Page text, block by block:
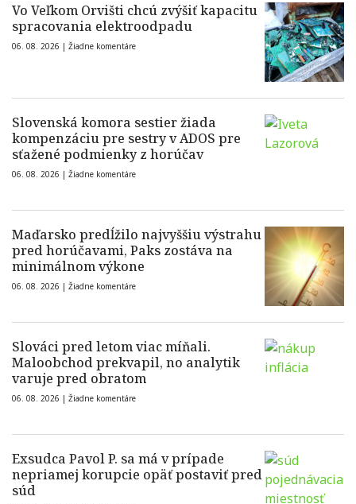
Vo Veľkom Orvišti chcú zvýšiť kapacitu
spracovania elektroodpadu
06. 08. 2026 | Žiadne komentáre
Slovenská komora sestier žiada
kompenzáciu pre sestry v ADOS pre
sťažené podmienky z horúčav
06. 08. 2026 | Žiadne komentáre
Maďarsko predĺžilo najvyššiu výstrahu
pred horúčavami, Paks zostáva na
minimálnom výkone
06. 08. 2026 | Žiadne komentáre
Slováci pred letom viac míňali.
Maloobchod prekvapil, no analytik
varuje pred obratom
06. 08. 2026 | Žiadne komentáre
Exsudca Pavol P. sa má v prípade
nepriamej korupcie opäť postaviť pred
súd